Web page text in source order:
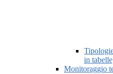
in
Monitoraggio